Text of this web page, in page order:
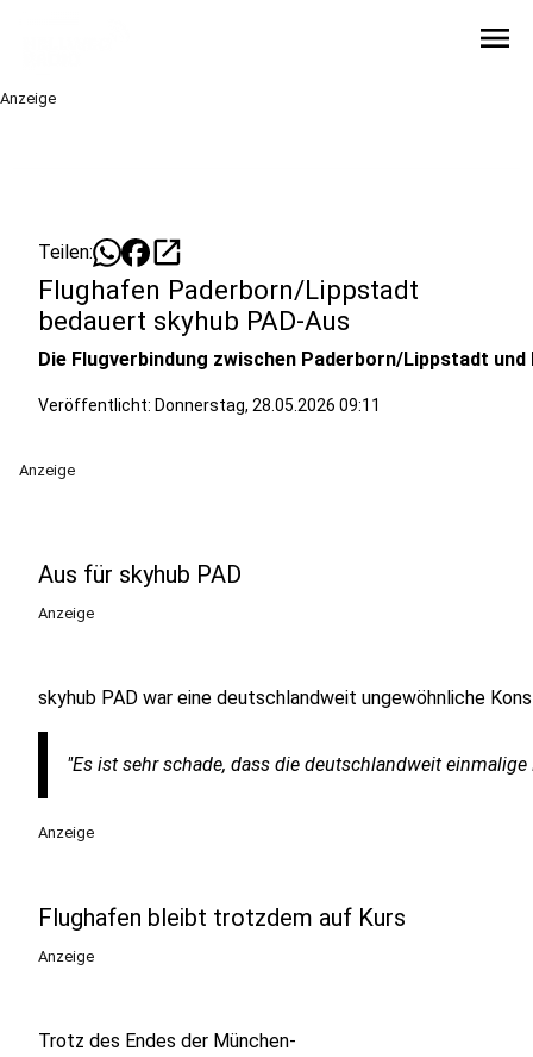
menu
Anzeige
Teilen: open_in_new
Flughafen Paderborn/Lippstadt
bedauert skyhub PAD-Aus
Die Flugverbindung zwischen Paderborn/Lippstadt
Veröffentlicht: Donnerstag, 28.05.2026 09:11
Anzeige
Aus für skyhub PAD
Anzeige
skyhub PAD war eine deutschlandweit ungewöhnliche
"Es ist sehr schade, dass die deutschlandweit
Anzeige
Flughafen bleibt trotzdem auf Kurs
Anzeige
Trotz des Endes der München-